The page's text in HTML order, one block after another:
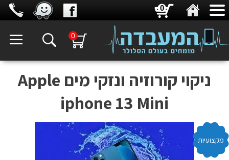
0
ניקוי קורוזיה ונזקי מים Apple
iphone 13 Mini
מקצועיות
0